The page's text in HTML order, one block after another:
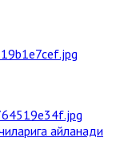
айланади